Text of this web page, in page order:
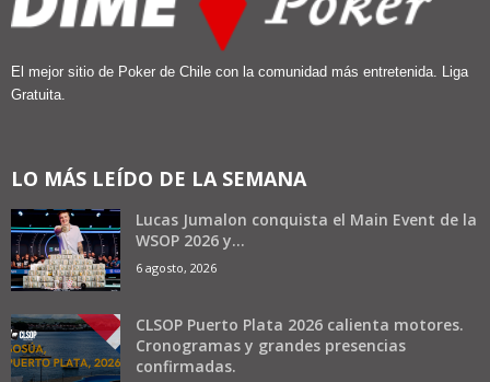
El mejor sitio de Poker de Chile con la comunidad más entretenida. Liga
Gratuita.
LO MÁS LEÍDO DE LA SEMANA
Lucas Jumalon conquista el Main Event de la
WSOP 2026 y...
6 agosto, 2026
CLSOP Puerto Plata 2026 calienta motores.
Cronogramas y grandes presencias
confirmadas.